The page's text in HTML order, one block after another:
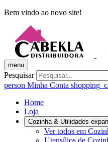
Bem vindo ao novo site!
menu
Pesquisar
person Minha Conta
Home
Loja
Cozinha & Utilidades
Ver todos em
Utensílios de